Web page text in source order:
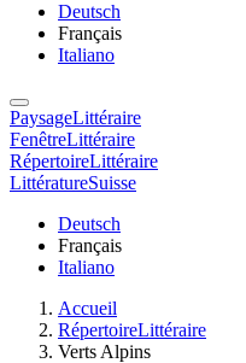
Deutsch
Français
Italiano
PaysageLittéraire
FenêtreLittéraire
RépertoireLittéraire
LittératureSuisse
Deutsch
Français
Italiano
Accueil
RépertoireLittéraire
Verts Alpins